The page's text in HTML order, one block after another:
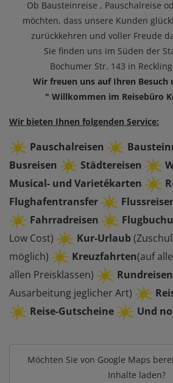
Ob Bausteinreise , Pauschalreise
möchten, dass unsere Kunden
zurückkehren und voller Freude
Sie finden uns im Süden der
Bochumer Str. 143 in
Wir freuen uns auf Ihren Besuch
" Willkommen im Reisebüro
Wir bieten Ihnen folgenden Service:
Pauschalreisen
Busreisen
Städtereisen
Musical- und Varietékarten
Flughafentransfer
Fahrradreisen
Low Cost)
Kur-Urlaub
möglich)
Kreuzfahrten(auf
allen Preisklassen)
Rundreisen
Ausarbeitung jeglicher Art)
Reise-Gutscheine
Und
Möchten Sie von Google Maps
Inhalte laden?